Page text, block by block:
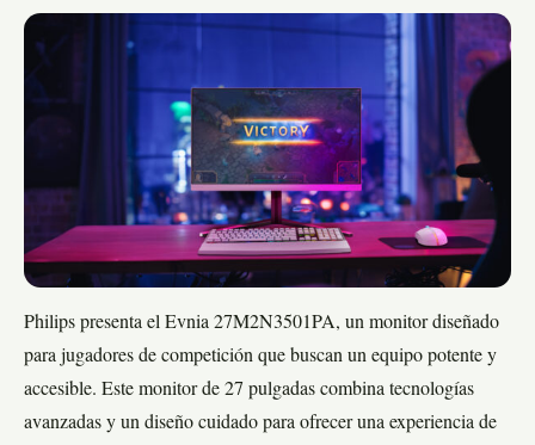
Philips presenta el Evnia 27M2N3501PA, un monitor diseñado
para jugadores de competición que buscan un equipo potente y
accesible. Este monitor de 27 pulgadas combina tecnologías
avanzadas y un diseño cuidado para ofrecer una experiencia de